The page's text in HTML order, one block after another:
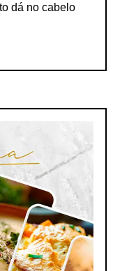
dá no cabelo